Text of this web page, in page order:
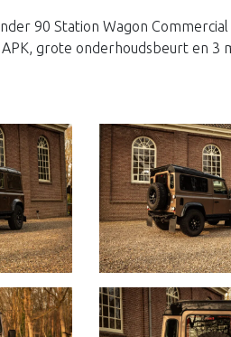
90 Station Wagon
grote onderhoudsbeurt en 3